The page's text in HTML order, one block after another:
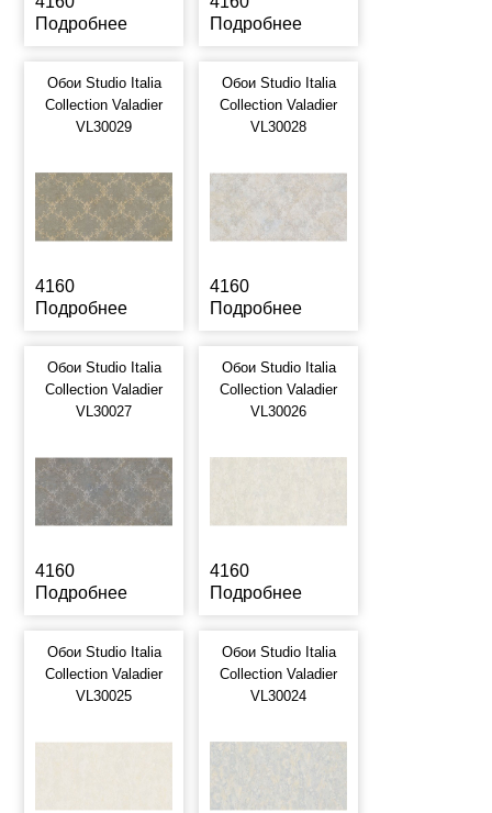
Подробнее
Подробнее
Обои Studio Italia
Collection Valadier
VL30029
4160
Подробнее
Обои Studio Italia
Collection Valadier
VL30028
4160
Подробнее
Обои Studio Italia
Collection Valadier
VL30027
4160
Подробнее
Обои Studio Italia
Collection Valadier
VL30026
4160
Подробнее
Обои Studio Italia
Collection Valadier
VL30025
Обои Studio Italia
Collection Valadier
VL30024